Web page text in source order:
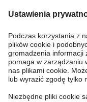
Potrzebujesz pomocy?
Sklep internetowy
Kappahl Club